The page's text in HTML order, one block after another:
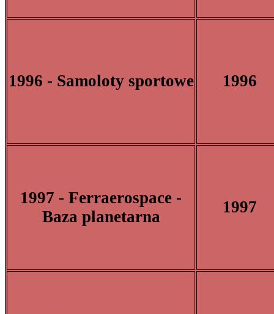
1996 - Samoloty sportowe 1996
1997 - Ferraerospace -
Baza planetarna
1997